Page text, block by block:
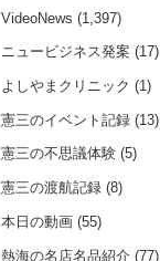
VideoNews (1,397)
ニュービジネス発案 (17)
よしやまクリニック (1)
憲三のイベント記録(13)
憲三の不思議体験(5)
憲三の渡航記録(8)
本日の動画(55)
熱海の名店名品紹介(77)